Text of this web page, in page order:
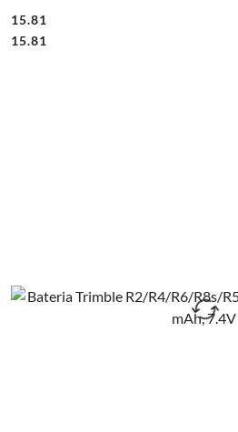
Cena:
15.81
Cena:
15.81